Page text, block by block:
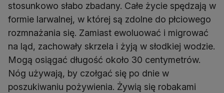
stosunkowo słabo zbadany. Całe życie spędzają w
formie larwalnej, w której są zdolne do płciowego
rozmnażania się. Zamiast ewoluować i migrować
na ląd, zachowały skrzela i żyją w słodkiej wodzie.
Mogą osiągać długość około 30 centymetrów.
Nóg używają, by czołgać się po dnie w
poszukiwaniu pożywienia. Żywią się robakami